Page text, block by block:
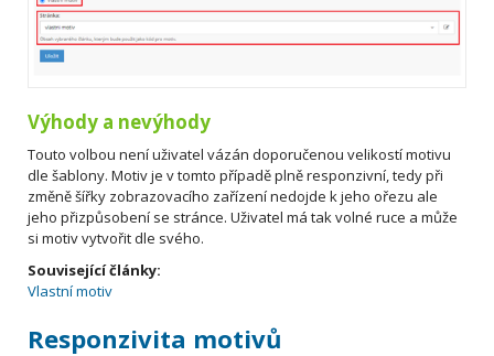
Výhody a nevýhody
Touto volbou není uživatel vázán doporučenou velikostí motivu
dle šablony. Motiv je v tomto případě plně responzivní, tedy při
změně šířky zobrazovacího zařízení nedojde k jeho ořezu ale
jeho přizpůsobení se stránce. Uživatel má tak volné ruce a může
si motiv vytvořit dle svého.
Související články:
Vlastní motiv
Responzivita motivů